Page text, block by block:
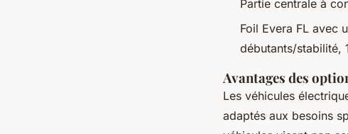
Partie centrale à
Foil Evera FL avec
débutants/stabilité,
Avantages des
Les véhicules
adaptés aux besoins